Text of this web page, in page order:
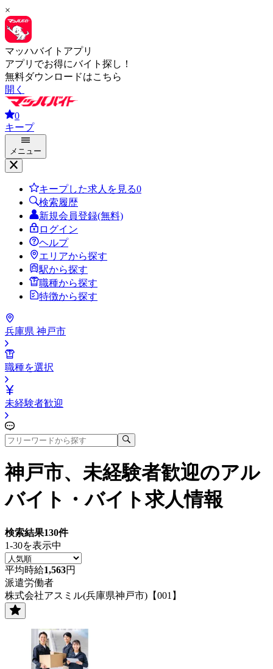
×
マッハバイトアプリ
アプリでお得にバイト探し！
無料ダウンロードはこちら
開く
0
キープ
メニュー
キープした求人を見る0
検索履歴
新規会員登録(無料)
ログイン
ヘルプ
エリアから探す
駅から探す
職種から探す
特徴から探す
兵庫県 神戸市
職種を選択
未経験者歓迎
神戸市、未経験者歓迎のアル
バイト・バイト求人情報
検索結果130件
1-30を表示中
平均時給1,563円
派遣労働者
株式会社アスミル(兵庫県神戸市)【001】